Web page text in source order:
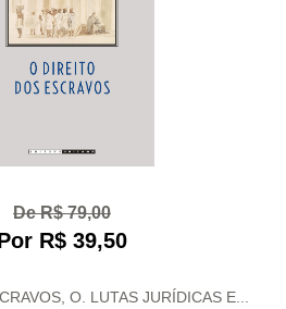
De R$ 79,00
R$ 39,50
O. LUTAS JURÍDICAS E...